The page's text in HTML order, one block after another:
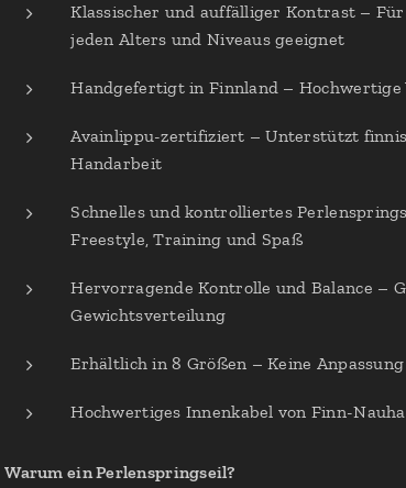
Klassischer und auffälliger Kontrast –
jeden Alters und Niveaus geeignet
Handgefertigt in Finnland – Hochwertige
Avainlippu-zertifiziert – Unterstützt
Handarbeit
Schnelles und kontrolliertes
Freestyle, Training und Spaß
Hervorragende Kontrolle und Balance –
Gewichtsverteilung
Erhältlich in 8 Größen – Keine
Hochwertiges Innenkabel von Finn-Nauha
Warum ein Perlenspringseil?